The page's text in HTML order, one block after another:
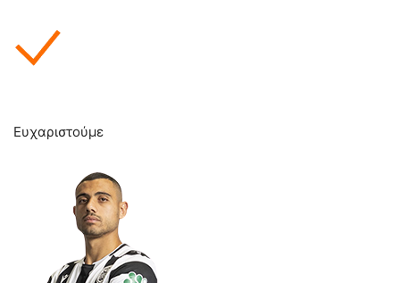
Ευχαριστούμε